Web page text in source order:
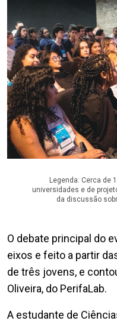
Legenda: Cerca de
universidades e de
da discussão
O debate principal do
eixos e feito a partir
de três jovens, e
Oliveira, do PerifaLab.
A estudante de